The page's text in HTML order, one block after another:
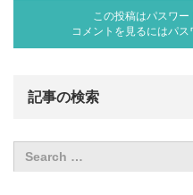
この投稿はパスワー
コメントを見るにはパス
記事の検索